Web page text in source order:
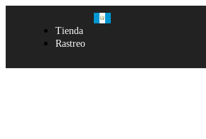
Tienda
Rastreo